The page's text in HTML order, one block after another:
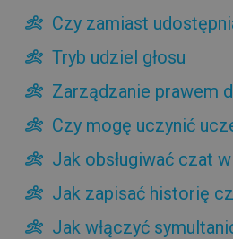
Czy zamiast
Tryb udziel głosu
Zarządzanie prawem
Czy mogę uczynić
Jak obsługiwać czat
Jak zapisać historię
Jak włączyć